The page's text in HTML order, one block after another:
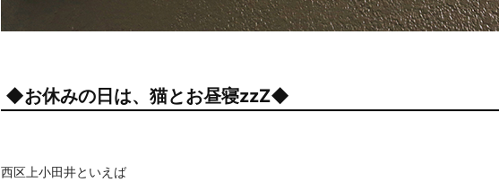
◆お休みの日は、猫とお昼寝zzZ◆
西区上小田井といえば